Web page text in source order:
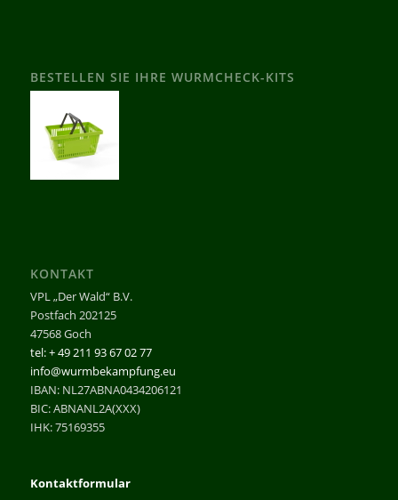
BESTELLEN SIE IHRE WURMCHECK-KITS
KONTAKT
VPL „Der Wald“ B.V.
Postfach 202125
47568 Goch
tel: + 49 211 93 67 02 77
info@wurmbekampfung.eu
IBAN: NL27ABNA0434206121
BIC: ABNANL2A(XXX)
IHK: 75169355
Kontaktformular